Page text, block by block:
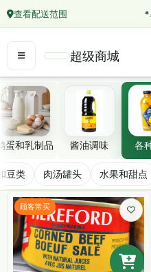
查看配送范围
超级商城
精选分类
蛋和乳制品 酱油调味 各
肉类及海
筛选/排序
豆类 肉汤罐头 水果和甜点
顾客常买